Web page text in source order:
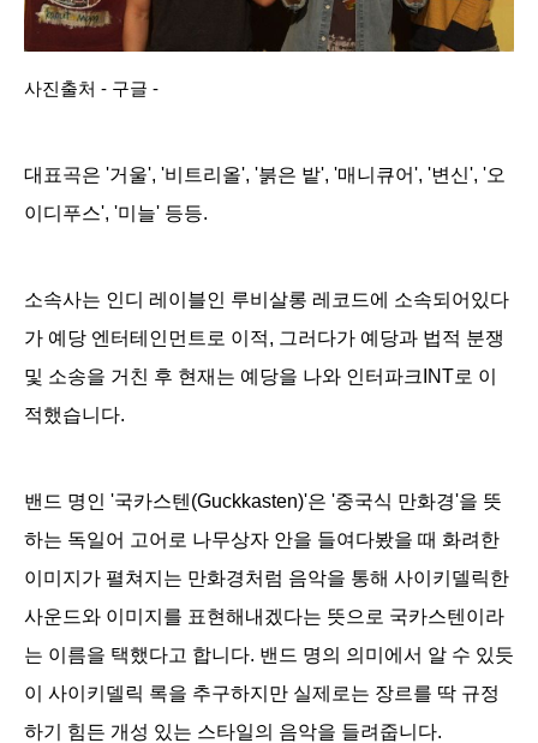
사진출처 - 구글 -
대표곡은 '거울', '비트리올', '붉은 밭', '매니큐어', '변신', '오
이디푸스', '미늘' 등등.
소속사는 인디 레이블인 루비살롱 레코드에 소속되어있다
가 예당 엔터테인먼트 로 이적, 그러다가 예당과 법적 분쟁
및 소송을 거친 후 현재는 예당을 나와 인터파크INT로 이
적했습니다.
밴드 명인 '국카스텐(Guckkasten)'은 '중국식 만화경'을 뜻
하는 독일어 고어 로 나무상자 안을 들여다봤을 때 화려한
이미지가 펼쳐지는 만화경처럼 음악을 통해 사이키델릭한
사운드와 이미지를 표현해내겠다는 뜻으로 국카스텐이라
는 이름을 택했다고 합니다. 밴드 명의 의미에서 알 수 있듯
이 사이키델릭 록을 추구하지만 실제로는 장르를 딱 규정
하기 힘든 개성 있는 스타일의 음악을 들려줍니다.